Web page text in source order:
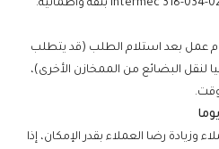
بإرسال الطرد في غضون ١-٢ يوم عمل بعد استلام الطلب (قد يتطلب
لنقل البضائع من الممخازن الأخرى)،
وزيادة رضا العملاء بقدر الإمكان، إذا